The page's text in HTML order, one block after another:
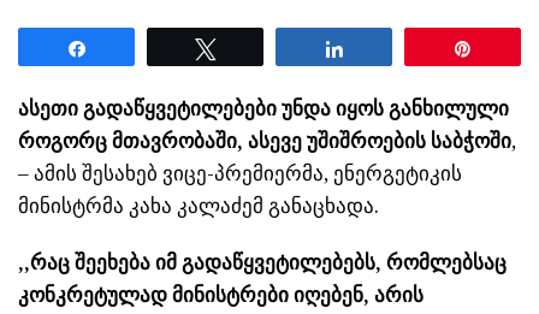
ასეთი გადაწყვეტილებები უნდა იყოს განხილული
როგორც მთავრობაში, ასევე უშიშროების საბჭოში,
– ამის შესახებ ვიცე-პრემიერმა, ენერგეტიკის
მინისტრმა კახა კალაძემ განაცხადა.
,,რაც შეეხება იმ გადაწყვეტილებებს, რომლებსაც
კონკრეტულად მინისტრები იღებენ, არის